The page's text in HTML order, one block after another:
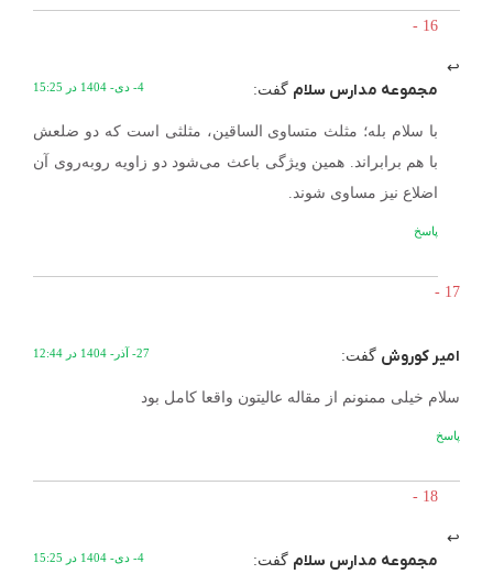
مجموعه مدارس سلام گفت: 4- دی- 1404 در 15:25
با سلام بله؛ مثلث متساوی الساقین، مثلثی است که دو ضلعش
با هم برابر‌اند. همین ویژگی باعث می‌شود دو زاویه روبه‌روی آن
اضلاع نیز مساوی شوند.
پاسخ
امیر کوروش گفت: 27- آذر- 1404 در 12:44
سلام خیلی ممنونم از مقاله عالیتون واقعا کامل بود
پاسخ
مجموعه مدارس سلام گفت: 4- دی- 1404 در 15:25